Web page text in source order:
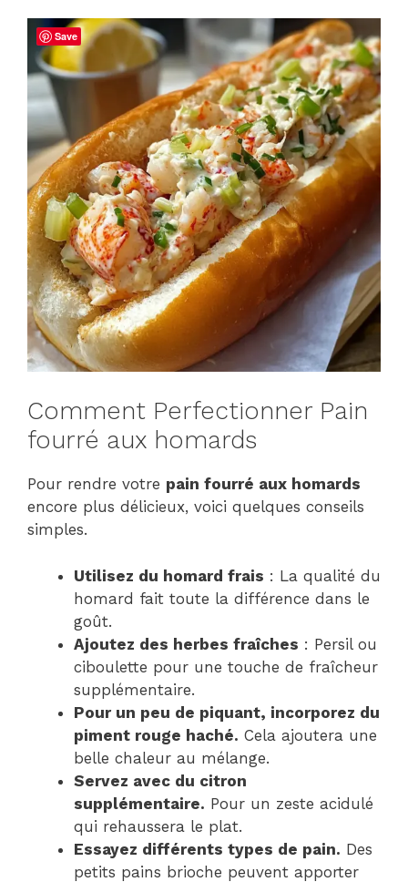
Comment Perfectionner Pain
fourré aux homards
Pour rendre votre pain fourré aux homards
encore plus délicieux, voici quelques conseils
simples.
Utilisez du homard frais : La qualité du
homard fait toute la différence dans le
goût.
Ajoutez des herbes fraîches : Persil ou
ciboulette pour une touche de fraîcheur
supplémentaire.
Pour un peu de piquant, incorporez du
piment rouge haché. Cela ajoutera une
belle chaleur au mélange.
Servez avec du citron
supplémentaire. Pour un zeste acidulé
qui rehaussera le plat.
Essayez différents types de pain. Des
petits pains brioche peuvent apporter
Save